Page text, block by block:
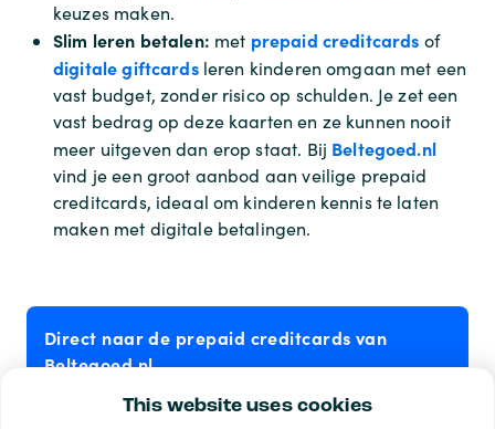
This website uses cookies
keuzes maken.
Slim leren betalen: met prepaid creditcards of
digitale giftcardsleren kinderen omgaan met een
vast budget, zonder risico op schulden. Je zet een
vast bedrag op deze kaarten en ze kunnen nooit
meer uitgeven dan erop staat. Bij Beltegoed.nl
vind je een groot aanbod aan veilige prepaid
creditcards, ideaal om kinderen kennis te laten
maken met digitale betalingen.
Direct naar de prepaid creditcards van
Beltegoed.nl